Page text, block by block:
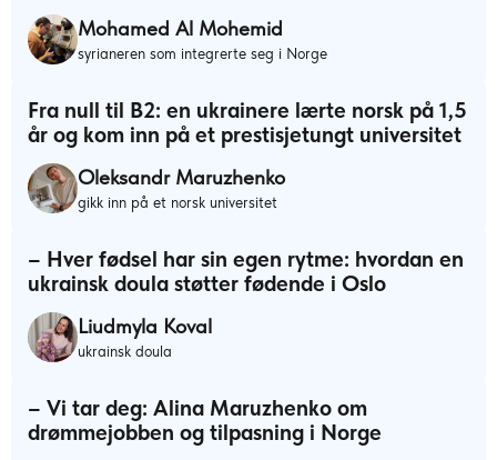
Mohamed Al Mohemid
syrianeren som integrerte seg i Norge
Fra null til B2: en ukrainere lærte norsk på 1,5
år og kom inn på et prestisjetungt universitet
Oleksandr Maruzhenko
gikk inn på et norsk universitet
– Hver fødsel har sin egen rytme: hvordan en
ukrainsk doula støtter fødende i Oslo
Liudmyla Koval
ukrainsk doula
– Vi tar deg: Alina Maruzhenko om
drømmejobben og tilpasning i Norge